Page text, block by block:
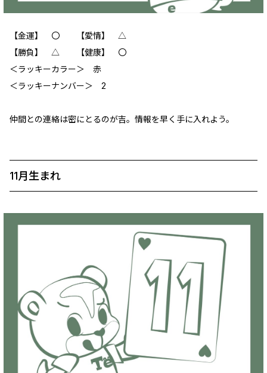
【金運】 〇 【愛情】 △
【勝負】 △ 【健康】 〇
＜ラッキーカラー＞ 赤
＜ラッキーナンバー＞ 2
仲間との連絡は密にとるのが吉。情報を早く手に入れよう。
11月生まれ